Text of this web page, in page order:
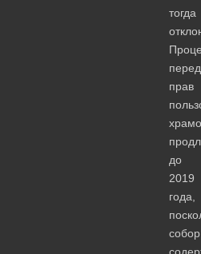
тогда
прав
до
2019
года,
собор